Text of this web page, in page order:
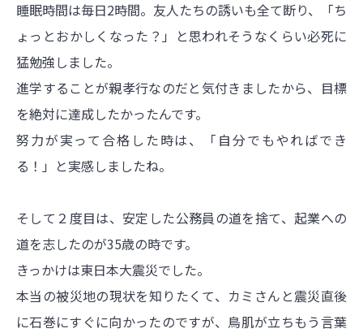
睡眠時間は毎日2時間。友人たちの誘いも全て断り、「ち
ょっとおかしくなった？」と思われそうなくらい必死に
猛勉強しました。
進学することが親孝行なのだと気付きましたから、目標
を絶対に達成したかったんです。
努力が実って合格した時は、「自分でもやればでき
る！」と実感しましたね。
そして２度目は、安定した公務員の道を捨て、起業への
道を志したのが35歳の時です。
きっかけは東日本大震災でした。
本当の被災地の現状を知りたくて、カミさんと震災直後
に石巻にすぐに向かったのですが、鳥肌が立ちもう言葉